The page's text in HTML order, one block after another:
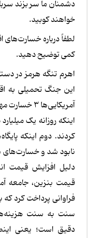
دشمنان ما سر بزند
خواهند کوبید.
لطفاً درباره
کمی توضیح دهید.
اهرم تنگه هرمز در
این جنگ تحمیلی به
اینکه روزانه یک
کردند. دوم اینکه
نابود شد و
قیمت بنزین، جامعه
فراوانی پرداخت کرد
سنت به سنت
دقیق است؛ یعنی